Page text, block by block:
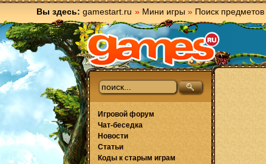
Вы здесь: gamestart.ru » Мини игры » Поиск предметов
Игровой форум
Чат-беседка
Новости
Статьи
Коды к старым играм